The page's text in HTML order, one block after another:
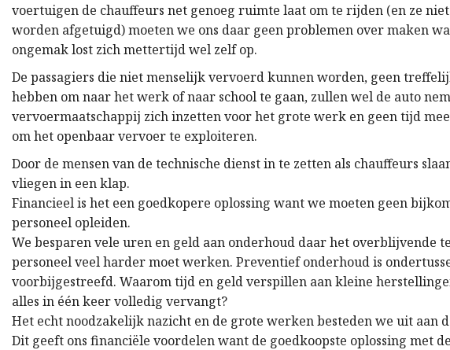
voertuigen de chauffeurs net genoeg ruimte laat om te rijden (en ze
worden afgetuigd) moeten we ons daar geen problemen over maken
ongemak lost zich mettertijd wel zelf op.
De passagiers die niet menselijk vervoerd kunnen worden, geen
hebben om naar het werk of naar school te gaan, zullen wel de auto
vervoermaatschappij zich inzetten voor het grote werk en geen tijd
om het openbaar vervoer te exploiteren.
Door de mensen van de technische dienst in te zetten als chauffeurs
vliegen in een klap.
Financieel is het een goedkopere oplossing want we moeten geen
personeel opleiden.
We besparen vele uren en geld aan onderhoud daar het overblijvende
personeel veel harder moet werken. Preventief onderhoud is
voorbijgestreefd. Waarom tijd en geld verspillen aan kleine
alles in één keer volledig vervangt?
Het echt noodzakelijk nazicht en de grote werken besteden we uit aan
Dit geeft ons financiële voordelen want de goedkoopste oplossing met